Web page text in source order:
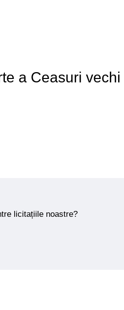
a Ceasuri vechi
licitațiile noastre?